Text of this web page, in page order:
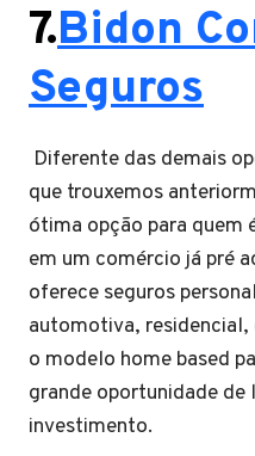
7.Bidon
Seguros
Diferente das demais
que trouxemos
ótima opção para quem
em um comércio já pré
oferece seguros
automotiva, residencial,
o modelo home based
grande oportunidade
investimento.